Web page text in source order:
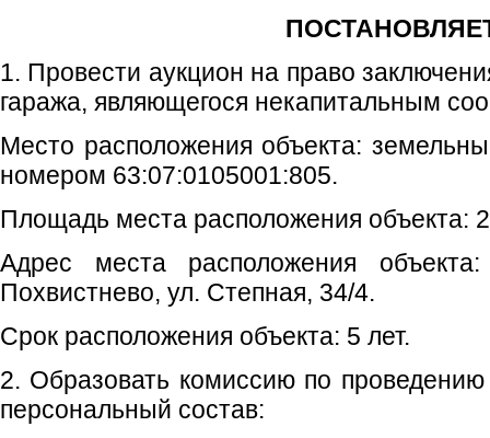
1. Провести аукцион на право
гаража, являющегося некапитальным
Место расположения объекта:
номером 63:07:0105001:805.
Площадь места расположения объекта:
Адрес места расположения
Похвистнево, ул. Степная, 34/4.
Срок расположения объекта: 5 лет.
2. Образовать комиссию по
персональный состав: